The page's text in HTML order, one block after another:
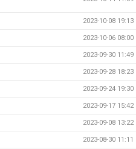
2023-10-08 19:13
2023-10-06 08:00
2023-09-30 11:49
2023-09-28 18:23
2023-09-24 19:30
2023-09-17 15:42
2023-09-08 13:22
2023-08-30 11:11